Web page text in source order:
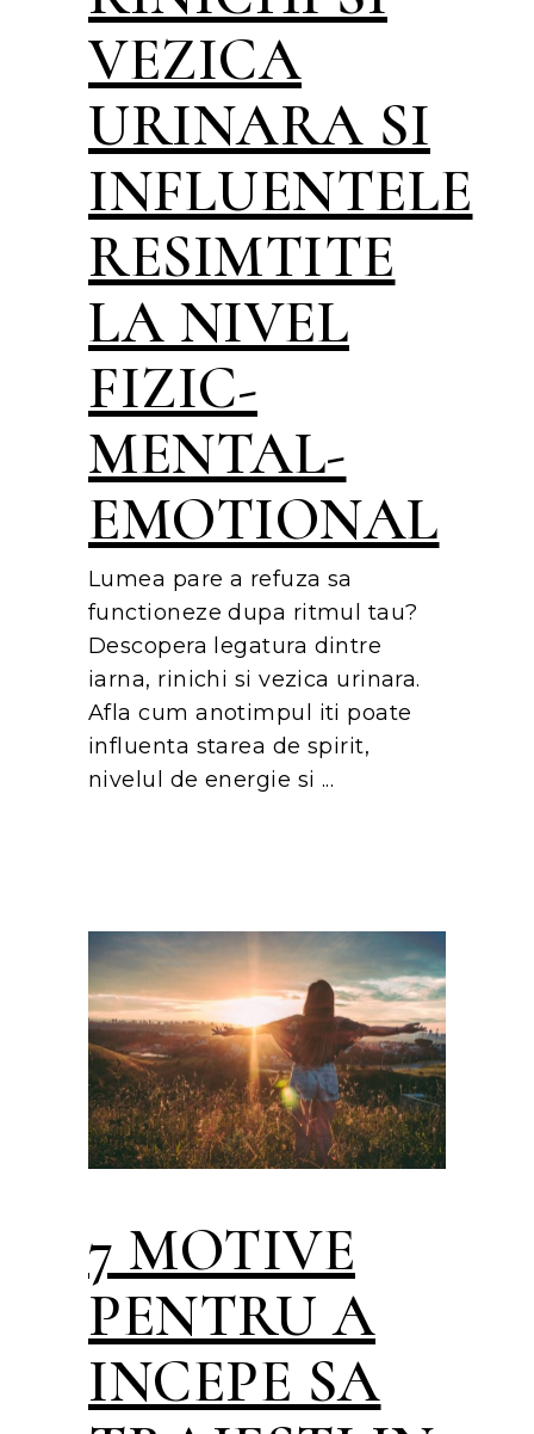
VEZICA
URINARA SI
INFLUENTELE
RESIMTITE
LA NIVEL
FIZIC-
MENTAL-
EMOTIONAL
Lumea pare a refuza sa
functioneze dupa ritmul tau?
Descopera legatura dintre
iarna, rinichi si vezica urinara.
Afla cum anotimpul iti poate
influenta starea de spirit,
nivelul de energie si
7 MOTIVE
PENTRU A
INCEPE SA